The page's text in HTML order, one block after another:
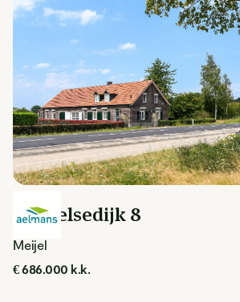
Roggelsedijk 8
Meijel
€ 686.000 k.k.